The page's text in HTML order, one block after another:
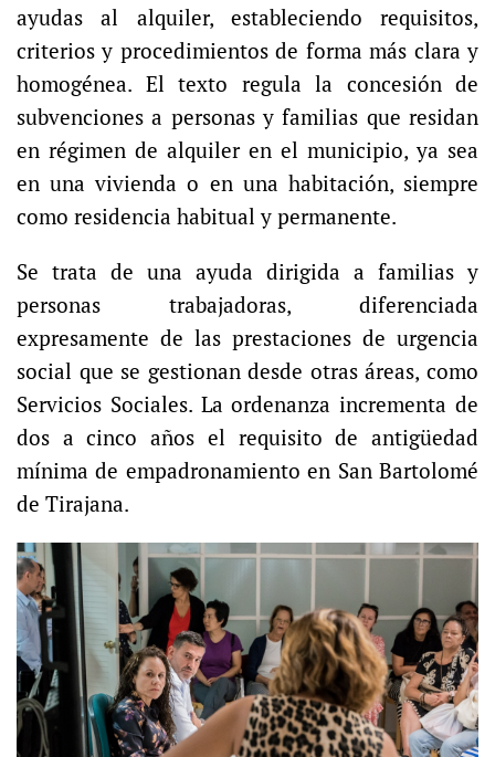
ayudas al alquiler, estableciendo requisitos,
criterios y procedimientos de forma más clara y
homogénea. El texto regula la concesión de
subvenciones a personas y familias que residan
en régimen de alquiler en el municipio, ya sea
en una vivienda o en una habitación, siempre
como residencia habitual y permanente.
Se trata de una ayuda dirigida a familias y
personas trabajadoras, diferenciada
expresamente de las prestaciones de urgencia
social que se gestionan desde otras áreas, como
Servicios Sociales. La ordenanza incrementa de
dos a cinco años el requisito de antigüedad
mínima de empadronamiento en San Bartolomé
de Tirajana.